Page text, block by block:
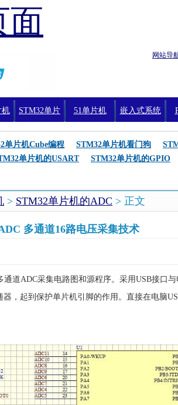
面
网站导
机 STM32单片 51单片机 嵌入式系统
单片机Cube编程 STM32单片机看门狗
单片机的USART STM32单片机的GPIO
> STM32单片机的ADC > 正文
多通道16路电压采集技术
道ADC采集电路图和源程序。采用USB接口
，起到保护单片机引脚的作用。直接在电脑